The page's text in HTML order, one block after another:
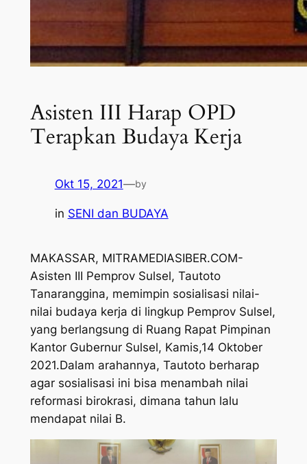
Asisten III Harap OPD
Terapkan Budaya Kerja
Okt 15, 2021—by
in SENI dan BUDAYA
MAKASSAR, MITRAMEDIASIBER.COM-
Asisten III Pemprov Sulsel, Tautoto
Tanaranggina, memimpin sosialisasi nilai-
nilai budaya kerja di lingkup Pemprov Sulsel,
yang berlangsung di Ruang Rapat Pimpinan
Kantor Gubernur Sulsel, Kamis,14 Oktober
2021.Dalam arahannya, Tautoto berharap
agar sosialisasi ini bisa menambah nilai
reformasi birokrasi, dimana tahun lalu
mendapat nilai B.